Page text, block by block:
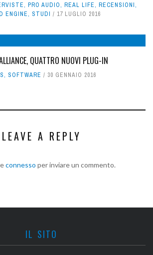
, PRO AUDIO, REAL LIFE, RECENSIONI,
ENGINE, STUDI 17 LUGLIO 2016
QUATTRO NUOVI PLUG-IN
, SOFTWARE 30 GENNAIO 2016
LEAVE A REPLY
connesso per inviare un commento.
IL SITO